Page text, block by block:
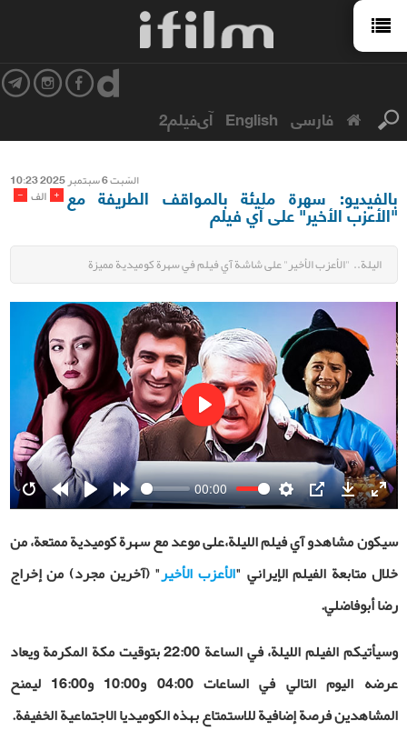
فارسی English آی‌فیلم2
السّبت 6 سبتمبر 2025 10:23
- الف + بالفيديو: سهرة مليئة بالمواقف الطريفة مع
"الأعزب الأخير" على آي فيلم
اليلة.. "الأعزب الأخير" على شاشة آي فيلم في سهرة كوميدية مميزة
RestartRewindPlay Forward
00:00
Settings
PIP Download
Play
سيكون مشاهدو آي فيلم الليلة،على موعد مع سهرة كوميدية ممتعة، من
خلال متابعة الفيلم الإيراني "الأعزب الأخير" (آخرين مجرد) من إخراج
رضا أبوفاضلي.
وسيأتيكم الفيلم الليلة، في الساعة 22:00 بتوقيت مكة المكرمة ويعاد
عرضه اليوم التالي في الساعات 04:00 و10:00 و16:00 ليمنح
المشاهدين فرصة إضافية للاستمتاع بهذه الكوميديا الاجتماعية الخفيفة.